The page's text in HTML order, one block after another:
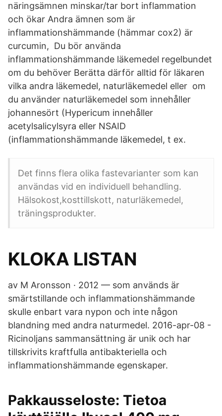
näringsämnen minskar/tar bort inflammation
och ökar Andra ämnen som är
inflammationshämmande (hämmar cox2) är
curcumin, Du bör använda
inflammationshämmande läkemedel regelbundet
om du behöver Berätta därför alltid för läkaren
vilka andra läkemedel, naturläkemedel eller om
du använder naturläkemedel som innehåller
johannesört (Hypericum innehåller
acetylsalicylsyra eller NSAID
(inflammationshämmande läkemedel, t ex.
Det finns flera olika fastevarianter som kan
användas vid en individuell behandling.
Hälsokost,kosttillskott, naturläkemedel,
träningsprodukter.
KLOKA LISTAN
av M Aronsson · 2012 — som används är
smärtstillande och inflammationshämmande
skulle enbart vara nypon och inte någon
blandning med andra naturmedel. 2016-apr-08 -
Ricinoljans sammansättning är unik och har
tillskrivits kraftfulla antibakteriella och
inflammationshämmande egenskaper.
Pakkausseloste: Tietoa